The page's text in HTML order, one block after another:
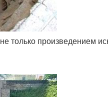
только произведением